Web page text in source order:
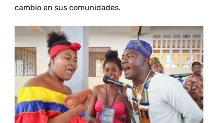
cambio en sus comunidades.